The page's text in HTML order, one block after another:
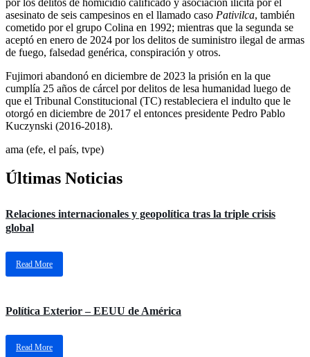
asesinato de seis campesinos en el llamado caso Pativilca, también
cometido por el grupo Colina en 1992; mientras que la segunda se
aceptó en enero de 2024 por los delitos de suministro ilegal de armas
de fuego, falsedad genérica, conspiración y otros.
Fujimori abandonó en diciembre de 2023 la prisión en la que
cumplía 25 años de cárcel por delitos de lesa humanidad luego de
que el Tribunal Constitucional (TC) restableciera el indulto que le
otorgó en diciembre de 2017 el entonces presidente Pedro Pablo
Kuczynski (2016-2018).
ama (efe, el país, tvpe)
Últimas Noticias
Relaciones internacionales y geopolítica tras la triple crisis
global
Read More
Política Exterior – EEUU de América
Read More